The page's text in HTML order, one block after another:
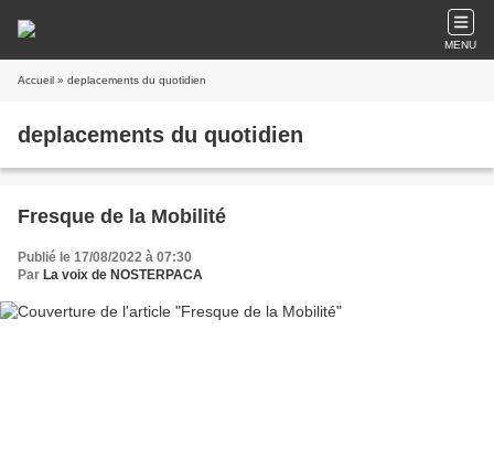
MENU
Accueil » deplacements du quotidien
deplacements du quotidien
Fresque de la Mobilité
Publié le 17/08/2022 à 07:30
Par La voix de NOSTERPACA